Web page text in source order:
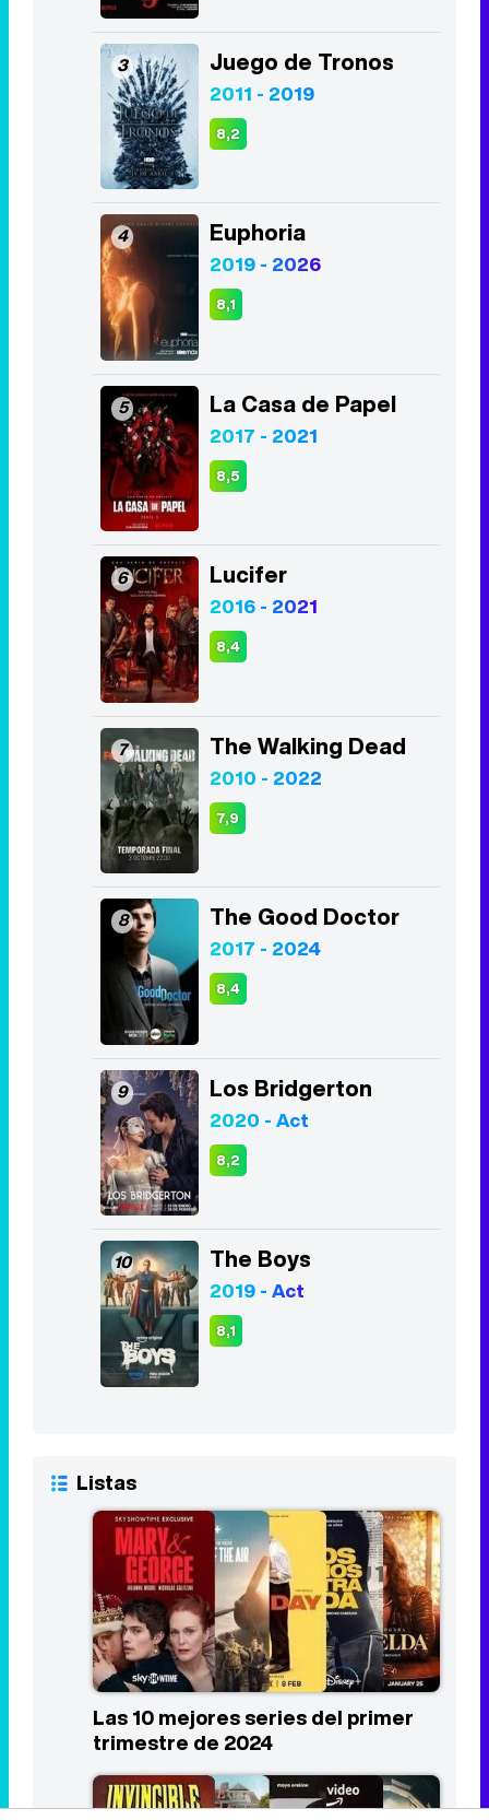
3 Juego de Tronos
2011 - 2019
8,2
4 Euphoria
2019 - 2026
8,1
5 La Casa de Papel
2017 - 2021
8,5
6 Lucifer
2016 - 2021
8,4
7 The Walking Dead
2010 - 2022
7,9
8 The Good Doctor
2017 - 2024
8,4
9 Los Bridgerton
2020 - Act
8,2
10 The Boys
2019 - Act
8,1
Listas
Las 10 mejores series del primer
trimestre de 2024